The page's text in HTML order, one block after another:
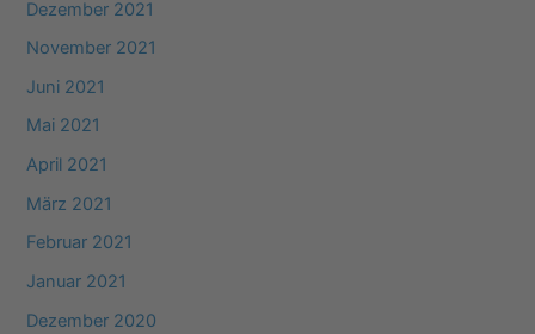
Dezember 2021
November 2021
Juni 2021
Mai 2021
April 2021
März 2021
Februar 2021
Januar 2021
Dezember 2020